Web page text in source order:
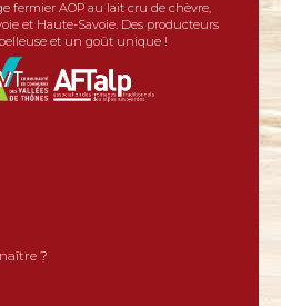
fermier AOP au lait cru de chèvre,
et Haute-Savoie. Des producteurs
et un goût unique !
?